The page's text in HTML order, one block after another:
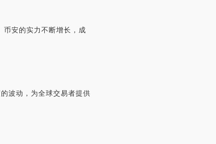
币安的实力不断增长，成
波动，为全球交易者提供